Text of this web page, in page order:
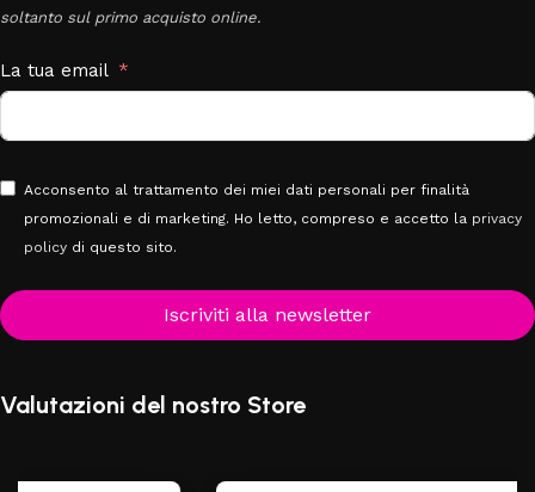
soltanto sul primo acquisto online.
La tua email
Acconsento al trattamento dei miei dati personali per finalità
promozionali e di marketing. Ho letto, compreso e accetto la privacy
policy di questo sito.
Iscriviti alla newsletter
Valutazioni del nostro Store